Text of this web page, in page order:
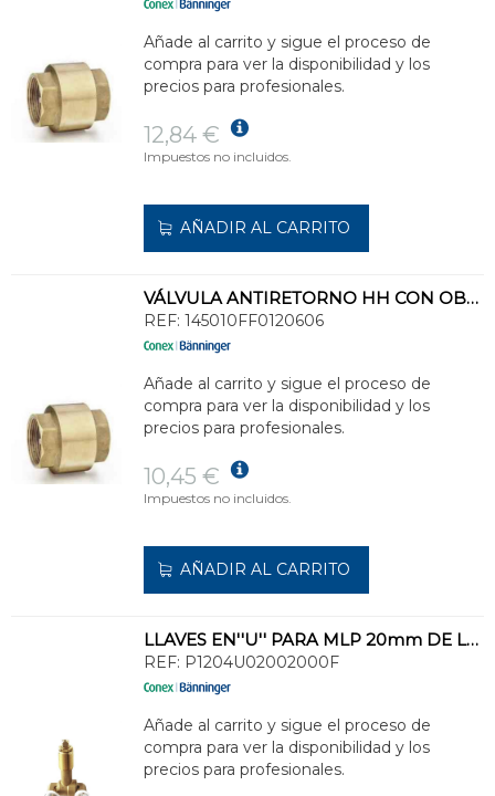
Añade al carrito y sigue el proceso de
compra para ver la disponibilidad y los
precios para profesionales.
12,84 €
Impuestos no incluidos.
AÑADIR AL CARRITO
VÁLVULA ANTIRETORNO HH CON OBTURADOR PLÁSTICO 1450 - 3/4
REF: 145010FF0120606
Añade al carrito y sigue el proceso de
compra para ver la disponibilidad y los
precios para profesionales.
10,45 €
Impuestos no incluidos.
AÑADIR AL CARRITO
LLAVES EN''U'' PARA MLP 20mm DE LA GAMA >B< FLEX - MLP
REF: P1204U02002000F
Añade al carrito y sigue el proceso de
compra para ver la disponibilidad y los
precios para profesionales.